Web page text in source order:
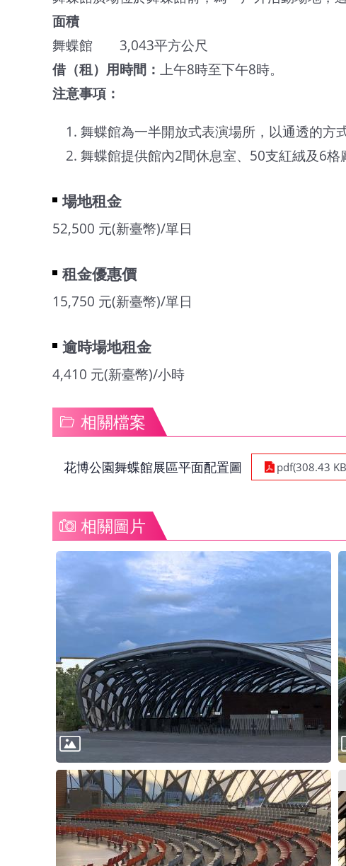
面積
舞蝶館 3,043平方公尺
借（租）用時間： 上午8時至下午8時。
注意事項 ：
舞蝶館為一半開放式表演場所，以通透的方
舞蝶館提供館內2間休息室、50支紅絨及6格
場地租金
52,500 元(新臺幣)/單日
租金優惠價
15,750 元(新臺幣)/單日
逾時場地租金
4,410 元(新臺幣)/小時
相關檔案
花博公園舞蝶館展區平面配置圖 pdf(308.43
相關圖片